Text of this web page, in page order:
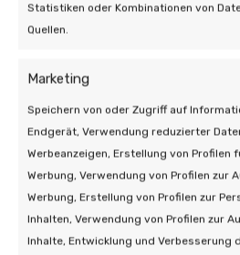
Statistiken oder Kombinationen von
Quellen.
Marketing
Speichern von oder Zugriff auf
Endgerät, Verwendung reduzierter
Werbeanzeigen, Erstellung von Profilen
Werbung, Verwendung von Profilen zur
Werbung, Erstellung von Profilen zur
Inhalten, Verwendung von Profilen zur
Inhalte, Entwicklung und Verbesserung